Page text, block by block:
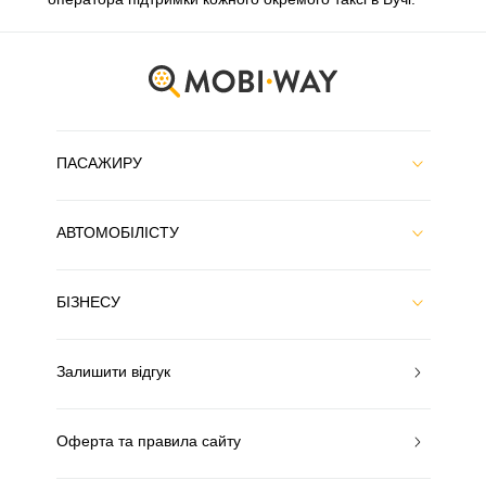
ПАСАЖИРУ
АВТОМОБІЛІСТУ
БІЗНЕСУ
Залишити відгук
Оферта та правила сайту